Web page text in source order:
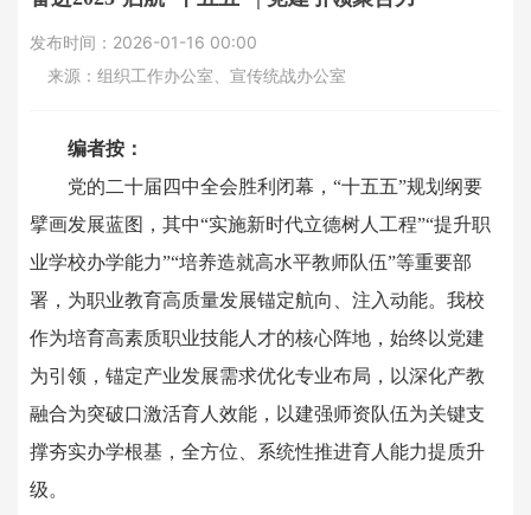
党建在线
招生就业
服务指南
信息公开
联系我们
发布时间： 2026-01-16 00:00
来源：组织工作办公室、宣传统战办公室
编者按：
党的二十届四中全会胜利闭幕，“十五五”规划纲要
擘画发展蓝图，其中“实施新时代立德树人工程”“提升职
业学校办学能力”“培养造就高水平教师队伍”等重要部
署，为职业教育高质量发展锚定航向、注入动能。我校
作为培育高素质职业技能人才的核心阵地，始终以党建
为引领，锚定产业发展需求优化专业布局，以深化产教
融合为突破口激活育人效能，以建强师资队伍为关键支
撑夯实办学根基，全方位、系统性推进育人能力提质升
级。